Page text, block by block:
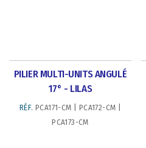
PILIER MULTI-UNITS ANGULÉ
17° - LILAS
RÉF. PCA171-CM | PCA172-CM |
PCA173-CM